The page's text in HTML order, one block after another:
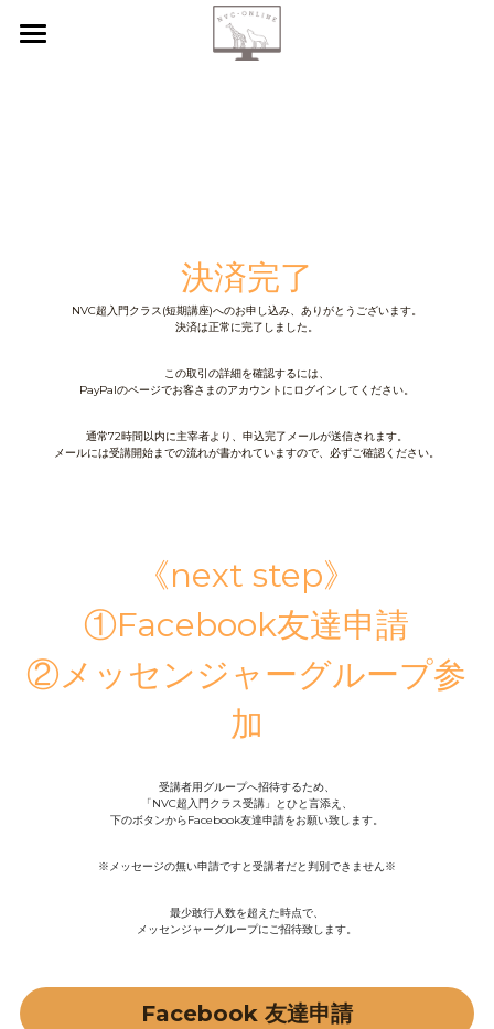
個人セッション
検索
決済完了
NVC超入門クラス(短期講座)へのお申し込み、ありがとうございます。
決済は正常に完了しました。
この取引の詳細を確認するには、
PayPalのページでお客さまのアカウントにログインしてください。
通常72時間以内に主宰者より、申込完了メールが送信されます。
メールには受講開始までの流れが書かれていますので、必ずご確認ください。
《next step》
①Facebook友達申請
②メッセンジャーグループ参
加
受講者用グループへ招待するため、
「NVC超入門クラス受講」とひと言添え、
下のボタンからFacebook友達申請をお願い致します。
※メッセージの無い申請ですと受講者だと判別できません※
最少敢行人数を超えた時点で、
メッセンジャーグループにご招待致します。
Facebook 友達申請